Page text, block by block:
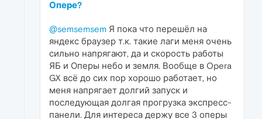
Опере?
@semsemsem Я пока что перешёл на
яндекс браузер т.к. такие лаги меня очень
сильно напрягают, да и скорость работы
ЯБ и Оперы небо и земля. Вообще в Opera
GX всё до сих пор хорошо работает, но
меня напрягает долгий запуск и
последующая долгая прогрузка экспресс-
панели. Для интереса держу все 3 оперы